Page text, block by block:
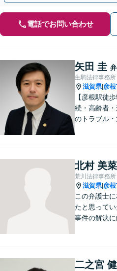
電話でお問い合わせ
矢田 圭
生駒法律事務所
滋賀県| 彦
【彦根駅徒
続・高齢者
のトラブル・
北村 美菜
荒川法律事務所
滋賀県| 彦
この弁護士
たと思って
事件の解決に
二之宮